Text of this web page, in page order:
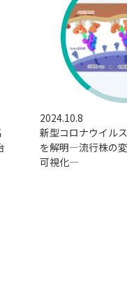
2024.10.8
新型コロナウイル
を解明―流行株の
可視化―